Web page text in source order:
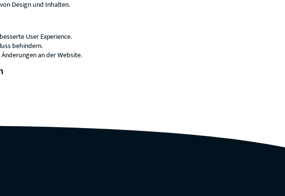
Design und Inhalten.
User Experience.
behindern.
an der Website.